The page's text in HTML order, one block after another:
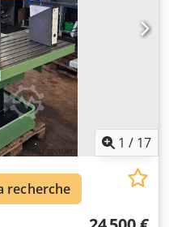
1 / 17
recherche